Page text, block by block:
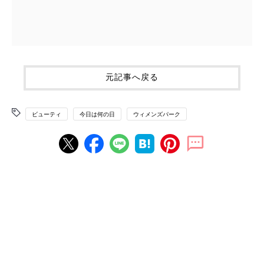
元記事へ戻る
ビューティ 今日は何の日 ウィメンズパーク